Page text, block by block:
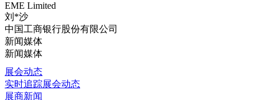
EME Limited
刘*沙
中国工商银行股份有限公司
新闻媒体
新闻媒体
展会动态
实时追踪展会动态
展商新闻